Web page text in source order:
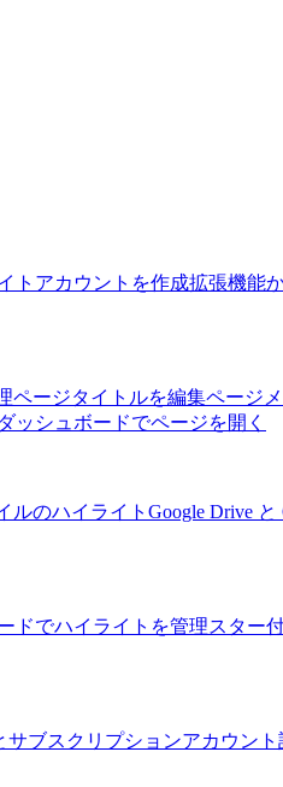
ト アカウントを作成拡張機能
ページタイトルを編集ページ
ダッシュボードでページを開く
ルのハイライト Google Drive と
ドでハイライトを管理スター
サブスクリプションアカウント